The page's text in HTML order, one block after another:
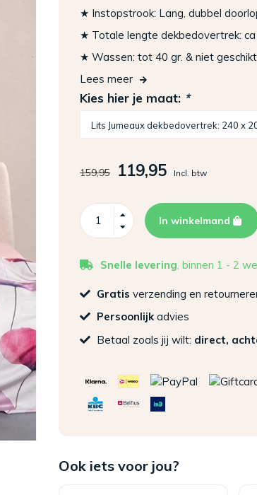
★ Instopstrook: Lang, dubbel
★ Totale lengte dekbedovertrek: ca
★ Wassen: tot 40 gr. & niet
Lees meer
Kies hier je maat: *
159,95 119,95 Incl. btw
In winkelmand
Snelle levering , binnen 1 - 2
Gratis verzending en
Persoonlijkadvies
Betaal zoals jij wilt: direct,
Ook iets voor jou?